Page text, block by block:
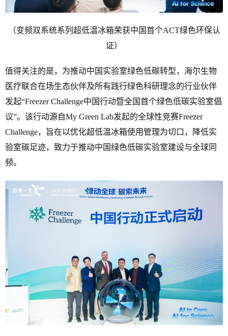
（变频双系统系列超低温冰箱荣获中国首个ACT绿色环保认
证）
值得关注的是，为推动中国实验室绿色低碳转型，海尔生物
医疗联合在场生态伙伴及所有践行绿色科研理念的行业伙伴
发起“Freezer Challenge中国行动暨全国首个绿色低碳实验室倡
议”。该行动源自My Green Lab发起的全球性竞赛Freezer
Challenge，旨在以优化超低温冰箱使用管理为切口，降低实
验室碳足迹，致力于推动中国绿色低碳实验室建设与全球同
频。